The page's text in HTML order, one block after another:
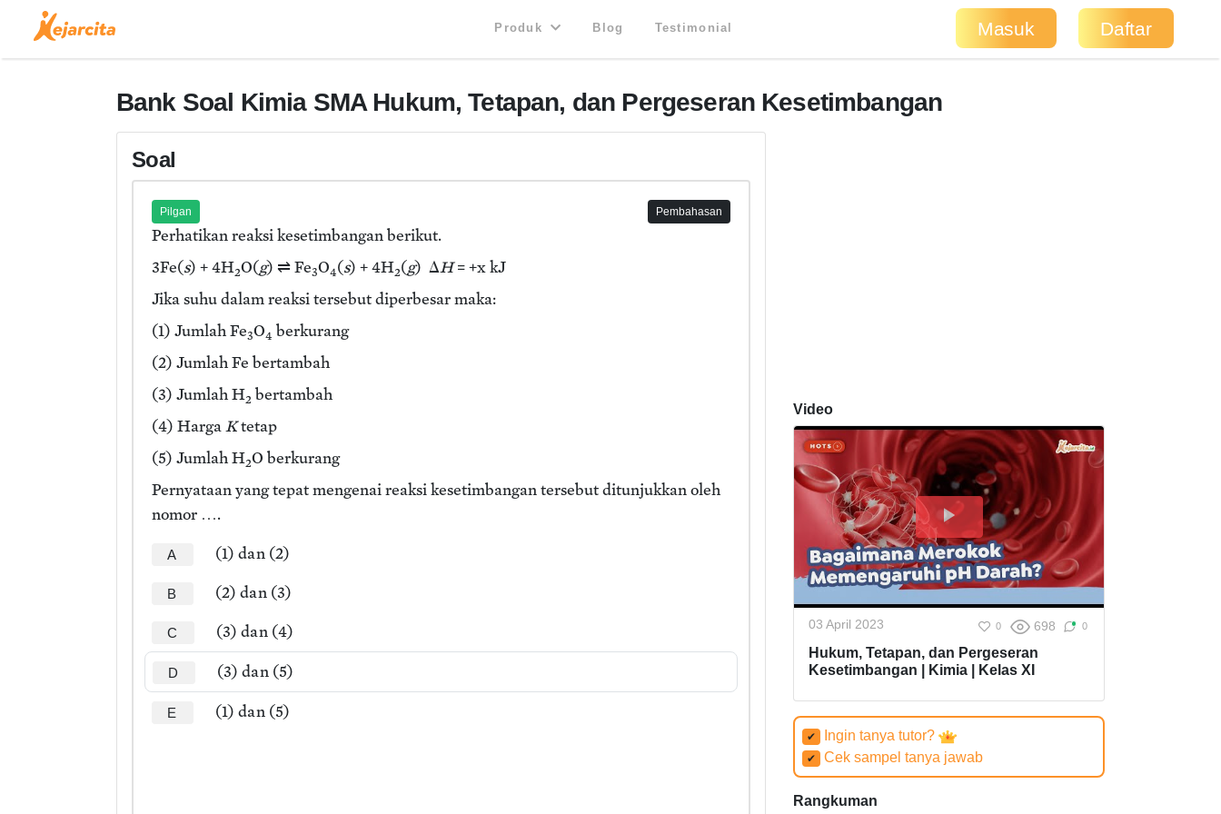
Produk Blog Testimonial Masuk Daftar
Bank Soal Kimia SMA Hukum, Tetapan, dan Pergeseran Kesetimbangan
Soal
Pilgan Pembahasan
Perhatikan reaksi kesetimbangan berikut.
3Fe(s) + 4H2O(g) ⇌ Fe3O4(s) + 4H2(g) ΔH= +x kJ
Jika suhu dalam reaksi tersebut diperbesar maka:
(1) Jumlah Fe3O4 berkurang
(2) Jumlah Fe bertambah
(3) Jumlah H2 bertambah
(4) HargaKtetap
(5) Jumlah H2O berkurang
Pernyataan yang tepat mengenai reaksi kesetimbangan tersebut ditunjukkan oleh
nomor ….
A (1) dan (2)
B (2) dan (3)
C (3) dan (4)
D (3) dan (5)
E (1) dan (5)
Video
03 April 2023 0 698 0
Hukum, Tetapan, dan Pergeseran
Kesetimbangan | Kimia | Kelas XI
✔ Ingin tanya tutor?
✔ Cek sampel tanya jawab
Rangkuman